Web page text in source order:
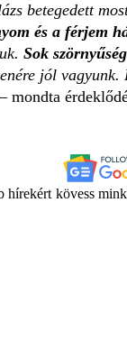
betegedett
és a férjem
Sok
jól vagyunk.
mondta
hírekért kövess